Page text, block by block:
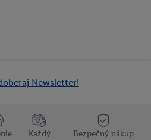
Newsletter!
Každý
Bezpečný nákup